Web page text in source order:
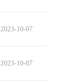
2023-10-07
2023-10-07